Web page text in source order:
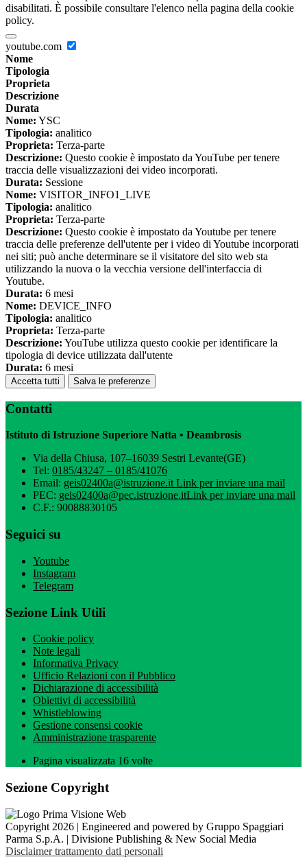
disabilitati. È possibile consultare l'elenco nella pagina della cookie
policy.
youtube.com
Nome
Tipologia
Proprieta
Descrizione
Durata
Nome: YSC
Tipologia: analitico
Proprieta: Terza-parte
Descrizione: Questo cookie è impostato da YouTube per tenere
traccia delle visualizzazioni dei video incorporati.
Durata: Sessione
Nome: VISITOR_INFO1_LIVE
Tipologia: analitico
Proprieta: Terza-parte
Descrizione: Questo cookie è impostato da Youtube per tenere
traccia delle preferenze dell'utente per i video di Youtube incorporati
nei siti; può anche determinare se il visitatore del sito web sta
utilizzando la nuova o la vecchia versione dell'interfaccia di
Youtube.
Durata: 6 mesi
Nome: DEVICE_INFO
Tipologia: analitico
Proprieta: Terza-parte
Descrizione: YouTube utilizza questo cookie per identificare la
tipologia di device utilizzata dall'utente
Durata: 6 mesi
Accetta tutti Salva le preferenze
Contatti
Istituto di Istruzione Superiore Natta • Deambrosis
Via della Chiusa, 107–16039 Sestri Levante(GE)
Tel: 0185/43247 – 0185/41076
Email: geis02400a@istruzione.itLink per inviare una mail
PEC: geis02400a@pec.istruzione.itLink per inviare una mail
C.F.: 90088830105
Seguici su
Youtube
Instagram
Telegram
Sezione Link Utili
Cookie policy
Note legali
Informativa Privacy
Ufficio Relazioni con il Pubblico
Dichiarazione di accessibilità
Obiettivi di accessibilità
Whistleblowing
Gestione consensi cookie
Amministrazione trasparente
Pagina visualizzata 16 volte
Sezione Copyright
Copyright 2026 | Engineered and powered by Gruppo Spaggiari
Parma S.p.A. | Divisione Publishing & New Social Media
Disclaimer trattamento dati personali